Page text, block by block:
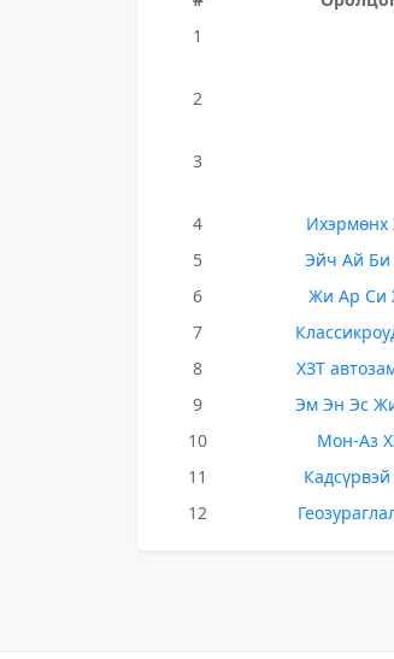
1
2
3
4
Ихэрмөнх
5
Эйч Ай Би
6
Жи Ар Си
7
8
ХЗТ
9
Эм Эн Эс
10
Мон-Аз
11
12